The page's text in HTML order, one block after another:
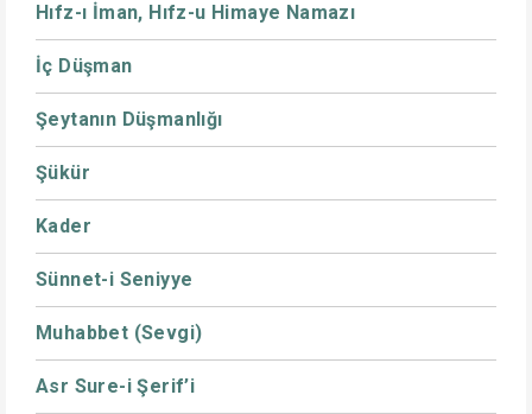
Hıfz-ı İman, Hıfz-u Himaye Namazı
İç Düşman
Şeytanın Düşmanlığı
Şükür
Kader
Sünnet-i Seniyye
Muhabbet (Sevgi)
Asr Sure-i Şerif’i